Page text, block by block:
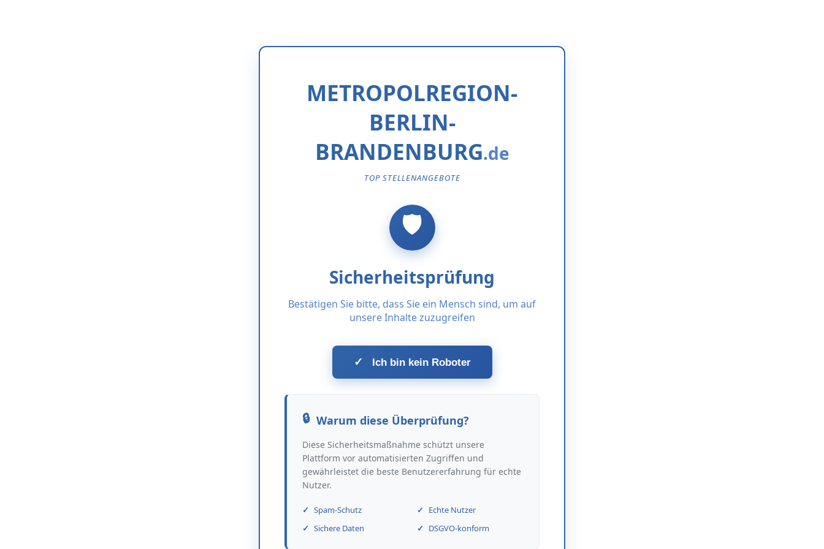
METROPOLREGION-
BERLIN-
BRANDENBURG
TOP STELLENANGEBOTE
Sicherheitsprüfung
Bestätigen Sie bitte, dass Sie ein Mensch sind, um auf
unsere Inhalte zuzugreifen
✓ Ich bin kein Roboter
Warum diese Überprüfung?
Diese Sicherheitsmaßnahme schützt unsere
Plattform vor automatisierten Zugriffen und
gewährleistet die beste Benutzererfahrung für echte
Nutzer.
Spam-Schutz
Echte Nutzer
Sichere Daten
DSGVO-konform